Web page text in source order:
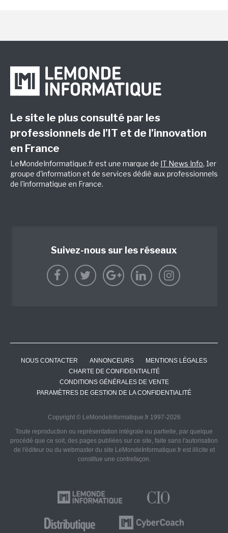
Le site le plus consulté par les
professionnels de l’IT et de l’innovation
en France
LeMondeInformatique.fr est une marque de IT News Info, 1er
groupe d'information et de services dédié aux professionnels
de l'informatique en France.
Suivez-nous sur les réseaux
NOUS CONTACTER ANNONCEURS
MENTIONS LÉGALES
CHARTE DE CONFIDENTIALITÉ
CONDITIONS GÉNÉRALES DE VENTE
PARAMÈTRES DE GESTION DE LA CONFIDENTIALITÉ
Copyright © LeMondeInformatique.fr 1997-2026
Toute reproduction ou représentation intégrale ou partielle, par quelque
procédé que ce soit, des pages publiées sur ce site, faite sans l'autorisation
de l'éditeur ou du webmaster du site LeMondeInformatique.fr est illicite et
constitue une contrefaçon.